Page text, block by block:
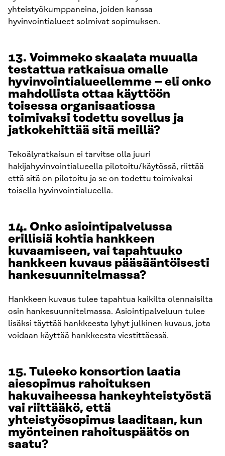
yhteistyökumppaneina, joiden kanssa
hyvinvointialueet solmivat sopimuksen.
13. Voimmeko skaalata muualla
testattua ratkaisua omalle
hyvinvointialueellemme – eli onko
mahdollista ottaa käyttöön
toisessa organisaatiossa
toimivaksi todettu sovellus ja
jatkokehittää sitä meillä?
Tekoälyratkaisun ei tarvitse olla juuri
hakijahyvinvointialueella pilotoitu/käytössä, riittää
että sitä on pilotoitu ja se on todettu toimivaksi
toisella hyvinvointialueella.
14. Onko asiointipalvelussa
erillisiä kohtia hankkeen
kuvaamiseen, vai tapahtuuko
hankkeen kuvaus pääsääntöisesti
hankesuunnitelmassa?
Hankkeen kuvaus tulee tapahtua kaikilta olennaisilta
osin hankesuunnitelmassa. Asiointipalveluun tulee
lisäksi täyttää hankkeesta lyhyt julkinen kuvaus, jota
voidaan käyttää hankkeesta viestittäessä.
15. Tuleeko konsortion laatia
aiesopimus rahoituksen
hakuvaiheessa hankeyhteistyöstä
vai riittääkö, että
yhteistyösopimus laaditaan, kun
myönteinen rahoituspäätös on
saatu?